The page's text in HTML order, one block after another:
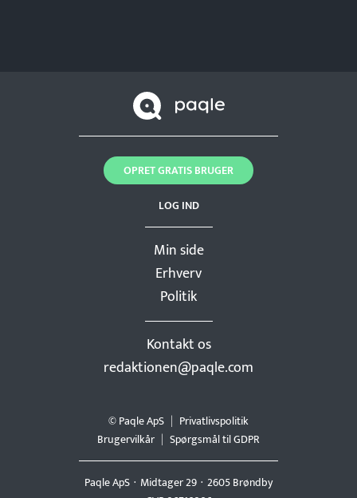
Min side
Erhverv
Politik
Kontakt os
redaktionen@paqle.com
LOG IND
OPRET GRATIS BRUGER
Paqle ApS Midtager 29 2605 Brøndby
© Paqle ApS
Privatlivspolitik
Brugervilkår
Spørgsmål til GDPR